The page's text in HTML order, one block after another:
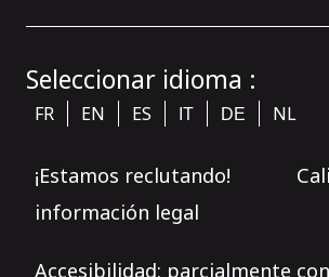
Seleccionar idioma :
FR EN ES IT DE NL
¡Estamos reclutando!
información legal
Accesibilidad: parcialmente